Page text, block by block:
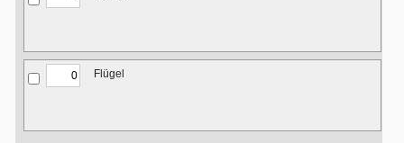
Flügel